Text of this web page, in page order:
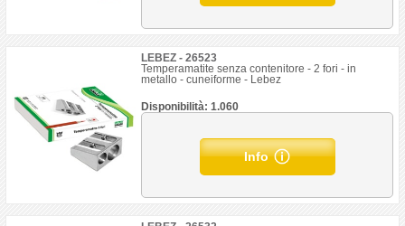
LEBEZ - 26523
Temperamatite senza contenitore - 2 fori - in
metallo - cuneiforme - Lebez
Disponibilità: 1.060
Info